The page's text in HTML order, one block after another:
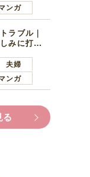
ンガ
ラブル｜
みに打ち
夫婦
ンガ
る